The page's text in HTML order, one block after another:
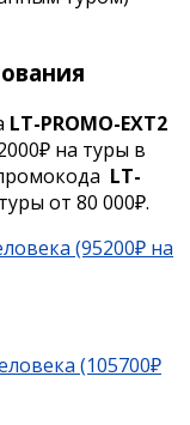
LT-PROMO-EXT2
на туры в
LT-
от 80 000₽.
(95200₽ на
(105700₽